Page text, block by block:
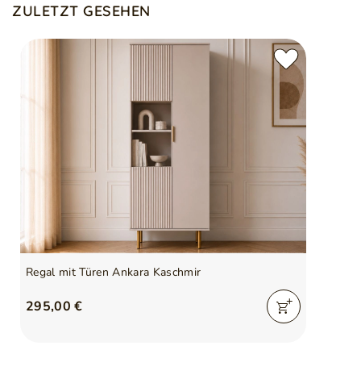
ZULETZT GESEHEN
Regal mit Türen Ankara Kaschmir
295,00 €